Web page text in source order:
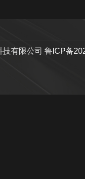
有限公司 鲁ICP备